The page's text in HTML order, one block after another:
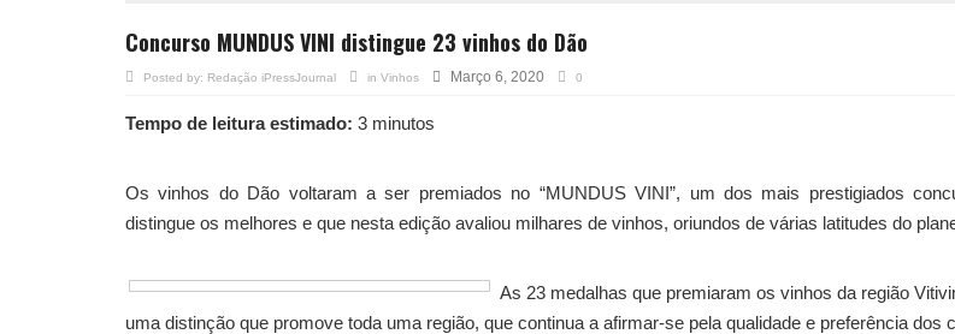
Concurso MUNDUS VINI distingue 23 vinhos do Dão
Posted by: Redação iPressJournal in Vinhos Março 6, 2020 0
Tempo de leitura estimado: 3 minutos
Os vinhos do Dão voltaram a ser premiados no “MUNDUS VINI”, um dos mais prestigiados
distingue os melhores e que nesta edição avaliou milhares de vinhos, oriundos de várias latitudes do
As 23 medalhas que premiaram os vinhos da região
uma distinção que promove toda uma região, que continua a afirmar-se pela qualidade e preferência dos